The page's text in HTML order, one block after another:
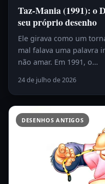
Taz-Mania (1991): o
seu próprio desenho
Ele girava como um
mal falava uma palavra
não amar. Em 1991, o…
24 de julho de 2026
DESENHOS ANTIGOS